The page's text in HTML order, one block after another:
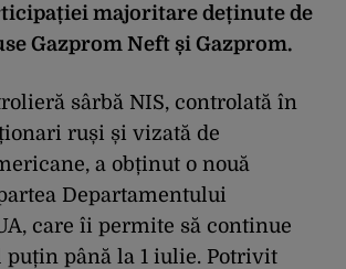
majoritare deținute de
Gazprom Neft și Gazprom.
sârbă NIS, controlată în
ruși și vizată de
a obținut o nouă
Departamentului
care îi permite să continue
puțin până la 1 iulie. Potrivit